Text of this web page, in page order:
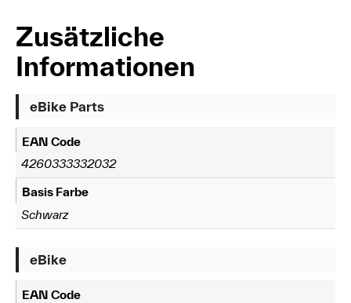
Zusätzliche
Informationen
eBike Parts
EAN Code
4260333332032
Basis Farbe
Schwarz
eBike
EAN Code